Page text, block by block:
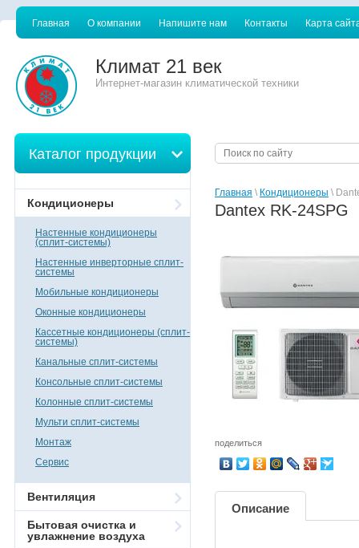
Главная О компании Напишите нам Контакты Карта
Климат 21 век
Интернет-магазин климатической техники
Главная \ Кондиционеры \
Dantex RK-24SPG
поделиться
Описание
Каталог продукции
Кондиционеры
Настенные кондиционеры
(сплит-системы)
Настенные инверторные сплит-
системы
Мобильные кондиционеры
Оконные кондиционеры
Кассетные кондиционеры (сплит-
системы)
Канальные сплит-системы
Консольные сплит-системы
Колонные сплит-системы
Мульти сплит-системы
Монтаж
Сервис
Вентиляция
Бытовая очистка и
увлажнение воздуха